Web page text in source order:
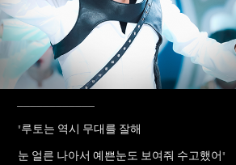
____________
"루토는 역시 무대를 잘해
눈 얼른 나아서 예쁜눈도 보여줘 수고했어"